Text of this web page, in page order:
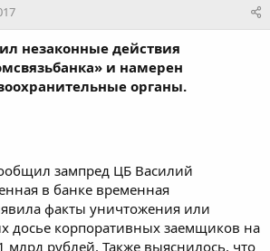
незаконные действия
и намерен
органы.
зампред ЦБ Василий
в банке временная
факты уничтожения или
досье корпоративных заемщиков на
рублей. Также выяснилось, что